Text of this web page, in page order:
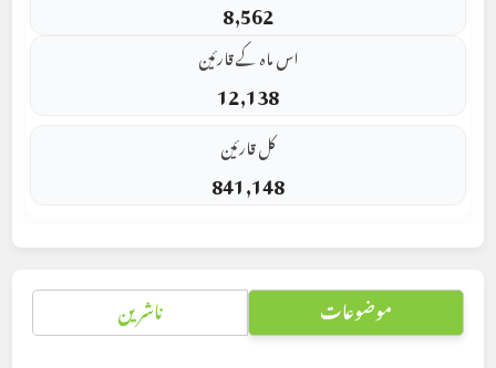
8,562
اس ماہ کے قارئین
12,138
کل قارئین
841,148
موضوعات ناشرین